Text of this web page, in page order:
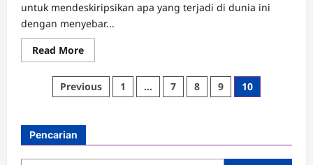
untuk mendeskiripsikan apa yang terjadi di dunia ini
dengan menyebar...
Read MoreRead
more
Apa
itu
Pandemi
yang
Dihadapi
Dunia?
Posts
Previous 1 … 7 8 9 10
Pencarian